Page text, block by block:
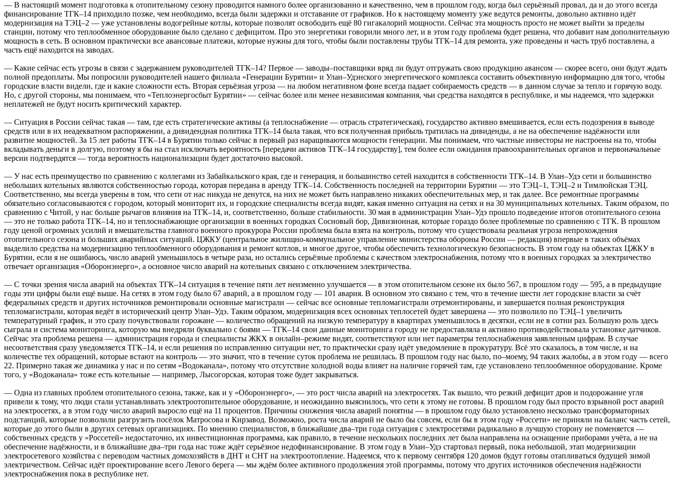
— В настоящий момент подготовка к отопительному сезону проводится намного более организованно и качественно, чем в прошлом году, когда был серьёзный провал, да и до этого всегда
финансирование ТГК–14 приходило позже, чем необходимо, всегда были задержки и отставание от графиков. Но к настоящему моменту уже ведутся ремонты, довольно активно идёт
модернизация на ТЭЦ–2 — уже установлены водогрейные котлы, которые позволят освободить ещё 80 гигакалорий мощности. Сейчас эта мощность просто не может выйти за пределы
станции, потому что теплообменное оборудование было сделано с дефицитом. Про это энергетики говорили много лет, и в этом году проблема будет решена, что добавит нам дополнительную
мощность в сеть. В основном практически все авансовые платежи, которые нужны для того, чтобы были поставлены трубы ТГК–14 для ремонта, уже проведены и часть труб поставлена, а
часть ещё находится на заводах.
— Какие сейчас есть угрозы в связи с задержанием руководителей ТГК–14? Первое — заводы–поставщики вряд ли будут отгружать свою продукцию авансом — скорее всего, они будут ждать
полной предоплаты. Мы попросили руководителей нашего филиала «Генерации Бурятии» и Улан–Удэнского энергетического комплекса составить объективную информацию для того, чтобы
городские власти видели, где и какие сложности есть. Вторая серьёзная угроза — на любом негативном фоне всегда падает собираемость средств — в данном случае за тепло и горячую воду.
Но, с другой стороны, мы понимаем, что «Теплоэнергосбыт Бурятии» — сейчас более или менее независимая компания, чьи средства находятся в республике, и мы надеемся, что задержки
неплатежей не будут носить критический характер.
— Ситуация в России сейчас такая — там, где есть стратегические активы (а теплоснабжение — отрасль стратегическая), государство активно вмешивается, если есть подозрения в выводе
средств или в их неадекватном распоряжении, а дивидендная политика ТГК–14 была такая, что вся полученная прибыль тратилась на дивиденды, а не на обеспечение надёжности или
развитие мощностей. За 15 лет работы ТГК–14 в Бурятии только сейчас в первый раз наращиваются мощности генерации. Мы понимаем, что частные инвесторы не настроены на то, чтобы
вкладывать деньги в долгую, поэтому я бы на стал исключать вероятность [передачи активов ТГК–14 государству], тем более если ожидания правоохранительных органов и первоначальные
версии подтвердятся — тогда вероятность национализации будет достаточно высокой.
— У нас есть преимущество по сравнению с коллегами из Забайкальского края, где и генерация, и большинство сетей находится в собственности ТГК–14. В Улан–Удэ сети и большинство
небольших котельных являются собственностью города, которая передана в аренду ТГК–14. Собственность последней на территории Бурятии — это ТЭЦ–1, ТЭЦ–2 и Тимлюйская ТЭЦ.
Соответственно, мы всегда уверены в том, что сети от нас никуда не денутся, на них не может быть направлено никаких обеспечительных мер, и так далее. Все ремонтные программы
обязательно согласовываются с городом, который мониторит их, и городские специалисты всегда видят, какая именно ситуация на сетях и на 30 муниципальных котельных. Таким образом, по
сравнению с Читой, у нас больше рычагов влияния на ТГК–14, и, соответственно, больше стабильности. 30 мая в администрации Улан–Удэ прошло подведение итогов отопительного сезона
— это не только работа ТГК–14, но и теплоснабжающие организации в военных городках Сосновый бор, Дивизионная, которые гораздо более проблемные по сравнению с ТГК. В прошлом
году ценой огромных усилий и вмешательства главного военного прокурора России проблема была взята на контроль, потому что существовала реальная угроза непрохождения
отопительного сезона и больших аварийных ситуаций. ЦЖКУ (центральное жилищно-коммунальное управление министерства обороны России — редакция) впервые в таких объёмах
выделило средства на модернизацию теплообменного оборудования и ремонт котлов, и многое другое, чтобы обеспечить технологическую безопасность. В этом году на объектах ЦЖКУ в
Бурятии, если я не ошибаюсь, число аварий уменьшилось в четыре раза, но остались серьёзные проблемы с качеством электроснабжения, потому что в военных городках за электричество
отвечает организация «Оборонэнерго», а основное число аварий на котельных связано с отключением электричества.
— С точки зрения числа аварий на объектах ТГК–14 ситуация в течение пяти лет неизменно улучшается — в этом отопительном сезоне их было 567, в прошлом году — 595, а в предыдущие
годы эти цифры были ещё выше. На сетях в этом году было 67 аварий, а в прошлом году — 101 авария. В основном это связано с тем, что в течение шести лет городские власти за счёт
федеральных средств и других источников ремонтировали основные магистрали — сейчас все основные тепломагистрали отремонтированы, и завершается полная реконструкция
тепломагистрали, которая ведёт в исторический центр Улан–Удэ. Таким образом, модернизация всех основных теплосетей будет завершена — это позволило по ТЭЦ–1 увеличить
температурный график, и это сразу почувствовали горожане — количество обращений на низкую температуру в квартирах уменьшилось в десятки, если не в сотни раз. Большую роль здесь
сыграла и система мониторинга, которую мы внедряли буквально с боями — ТГК–14 свои данные мониторинга городу не предоставляла и активно противодействовала установке датчиков.
Сейчас эта проблема решена — администрация города и специалисты ЖКХ в онлайн–режиме видят, соответствуют или нет параметры теплоснабжения заявленным цифрам. В случае
несоответствия сразу уведомляется ТГК–14, и если решения по исправлению ситуации нет, то практически сразу идёт уведомление в прокуратуру. Всё это сказалось, в том числе, и на
количестве тех обращений, которые встают на контроль — это значит, что в течение суток проблема не решилась. В прошлом году нас было, по–моему, 94 таких жалобы, а в этом году — всего
22. Примерно такая же динамика у нас и по сетям «Водоканала», потому что отсутствие холодной воды влияет на наличие горячей там, где установлено теплообменное оборудование. Кроме
того, у «Водоканала» тоже есть котельные — например, Лысогорская, которая тоже будет закрываться.
— Одна из главных проблем отопительного сезона, также, как и у «Оборонэнерго», — это рост числа аварий на электросетях. Так вышло, что резкий дефицит дров и подорожание угля
привели к тому, что люди стали устанавливать электроотопительное оборудование, и неожиданно выяснилось, что сети к этому не готовы. В прошлом году был просто взрывной рост аварий
на электросетях, а в этом году число аварий выросло ещё на 11 процентов. Причины снижения числа аварий понятны — в прошлом году было установлено несколько трансформаторных
подстанций, которые позволили разгрузить посёлок Матросова и Кирзавод. Возможно, роста числа аварий не было бы совсем, если бы в этом году «Россети» не приняли на баланс часть сетей,
которые до этого были в других сетевых организациях. По мнению специалистов, в ближайшие два–три года ситуация с электросетями радикально в лучшую сторону не поменяется —
собственных средств у «Россетей» недостаточно, их инвестиционная программа, как правило, в течение нескольких последних лет была направлена на оснащение приборами учёта, а не на
обеспечение надёжности, и в ближайшие два–три года нас тоже ждёт серьёзное недофинансирование. В этом году в Улан–Удэ стартовал первый, пока небольшой, этап модернизации
электросетевого хозяйства с переводом частных домохозяйств в ДНТ и СНТ на электроотопление. Надеемся, что к первому сентября 120 домов будут готовы отапливаться будущей зимой
электричеством. Сейчас идёт проектирование всего Левого берега — мы ждём более активного продолжения этой программы, потому что других источников обеспечения надёжности
электроснабжения пока в республике нет.